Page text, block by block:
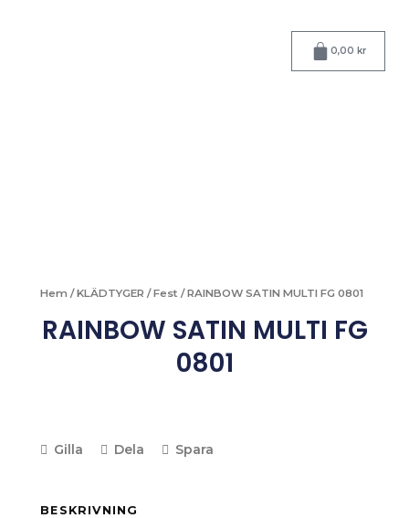
0,00 kr
Varukorg
Hem /KLÄDTYGER /Fest / RAINBOW SATIN MULTI FG 0801
RAINBOW SATIN MULTI FG
0801
Gilla Dela Spara
BESKRIVNING